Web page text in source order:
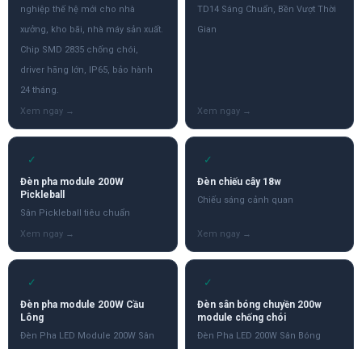
nghiệp thế hệ mới cho nhà
xưởng, kho bãi, nhà máy sản xuất.
Chip SMD 2835 chống chói,
driver hãng lớn, IP65, bảo hành
24 tháng.
TD14 Sáng Chuẩn, Bền Vượt Thời
Gian
✓
Đèn pha module 200W
Pickleball
Sân Pickleball tiêu chuẩn
✓
Đèn chiếu cây 18w
Chiếu sáng cảnh quan
✓
Đèn pha module 200W Cầu
Lông
Đèn Pha LED Module 200W Sân
✓
Đèn sân bóng chuyền 200w
module chống chói
Đèn Pha LED 200W Sân Bóng